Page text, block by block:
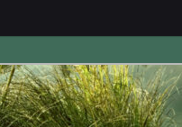
und Forschung